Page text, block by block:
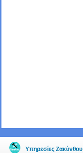
Υπηρεσίες Ζακύνθου